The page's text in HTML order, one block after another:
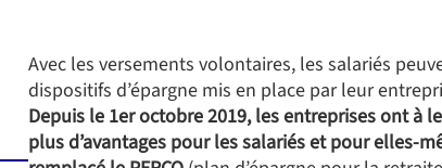
Avec les versements volontaires, les salariés
dispositifs d’épargne mis en place par leur
Depuis le 1er octobre 2019, les entreprises ont à
plus d’avantages pour les salariés et pour elles-